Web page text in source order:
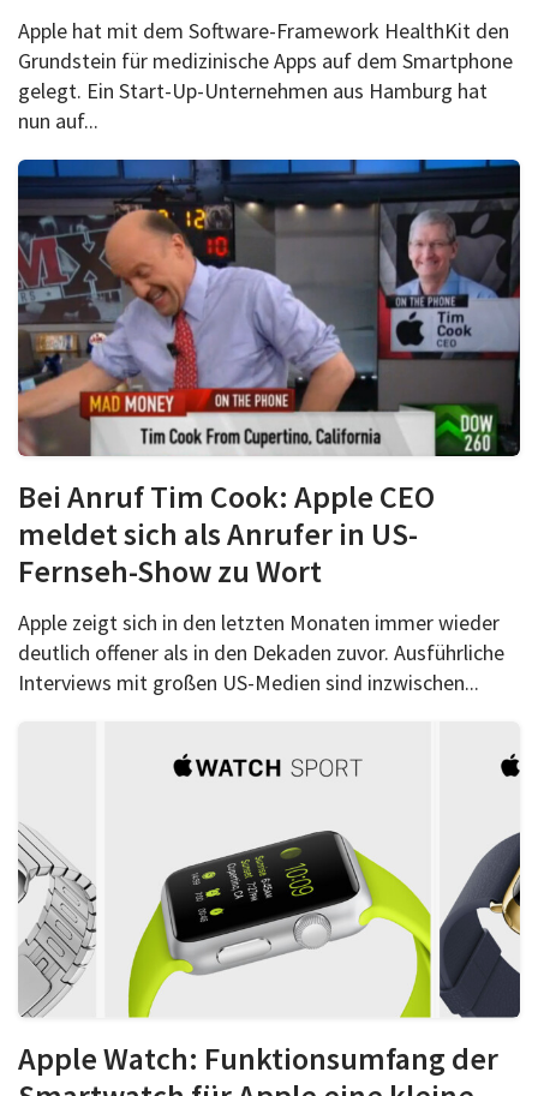
Apple hat mit dem Software-Framework HealthKit den
Grundstein für medizinische Apps auf dem Smartphone
gelegt. Ein Start-Up-Unternehmen aus Hamburg hat
nun auf...
Bei Anruf Tim Cook: Apple CEO
meldet sich als Anrufer in US-
Fernseh-Show zu Wort
Apple zeigt sich in den letzten Monaten immer wieder
deutlich offener als in den Dekaden zuvor. Ausführliche
Interviews mit großen US-Medien sind inzwischen...
Apple Watch: Funktionsumfang der